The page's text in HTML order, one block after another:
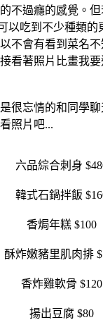
不過癮的感覺。但
以吃到不少種類的
不會有看到菜名
看著照片比畫我
很忘情的和同學
照片吧...
六品綜合刺身
韓式石鍋拌飯
香焗年糕 $100
酥炸嫩豬里肌肉排
香炸雞軟骨 $120
揚出豆腐 $80